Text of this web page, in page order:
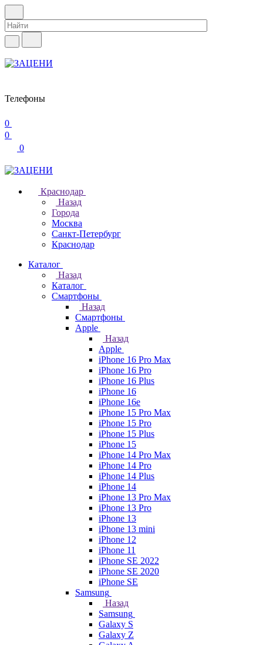
Телефоны
0
0
0
Краснодар
Назад
Города
Москва
Санкт-Петербург
Краснодар
Каталог
Назад
Каталог
Смартфоны
Назад
Смартфоны
Apple
Назад
Apple
iPhone 16 Pro Max
iPhone 16 Pro
iPhone 16 Plus
iPhone 16
iPhone 16e
iPhone 15 Pro Max
iPhone 15 Pro
iPhone 15 Plus
iPhone 15
iPhone 14 Pro Max
iPhone 14 Pro
iPhone 14 Plus
iPhone 14
iPhone 13 Pro Max
iPhone 13 Pro
iPhone 13
iPhone 13 mini
iPhone 12
iPhone 11
iPhone SE 2022
iPhone SE 2020
iPhone SE
Samsung
Назад
Samsung
Galaxy S
Galaxy Z